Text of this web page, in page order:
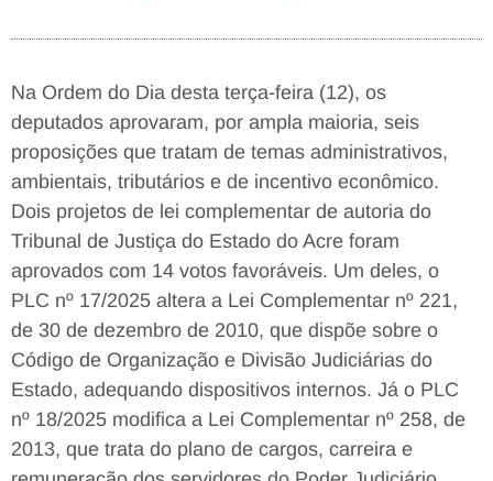
Na Ordem do Dia desta terça-feira (12), os
deputados aprovaram, por ampla maioria, seis
proposições que tratam de temas administrativos,
ambientais, tributários e de incentivo econômico.
Dois projetos de lei complementar de autoria do
Tribunal de Justiça do Estado do Acre foram
aprovados com 14 votos favoráveis. Um deles, o
PLC nº 17/2025 altera a Lei Complementar nº 221,
de 30 de dezembro de 2010, que dispõe sobre o
Código de Organização e Divisão Judiciárias do
Estado, adequando dispositivos internos. Já o PLC
nº 18/2025 modifica a Lei Complementar nº 258, de
2013, que trata do plano de cargos, carreira e